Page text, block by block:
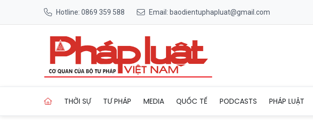
Hotline: 0869 359 588 Email: baodientuphapluat@gmail.com
THỜI SỰ TƯ PHÁP MEDIA QUỐC TẾ PODCASTS PHÁP LUẬT